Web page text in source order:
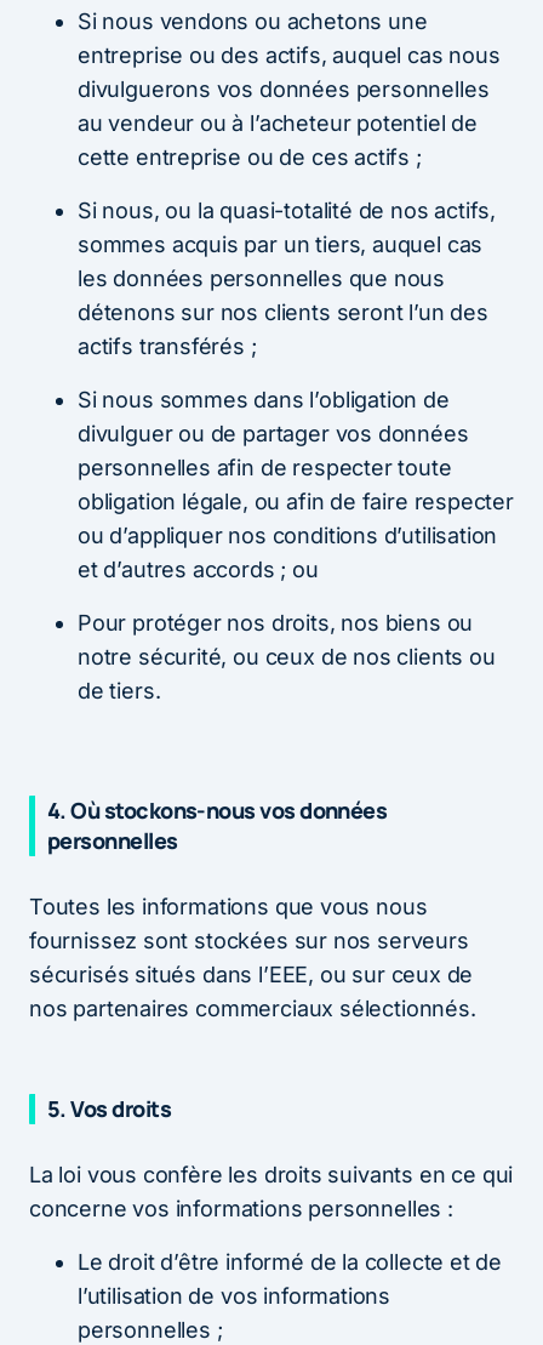
Si nous vendons ou achetons une
entreprise ou des actifs, auquel cas nous
divulguerons vos données personnelles
au vendeur ou à l’acheteur potentiel de
cette entreprise ou de ces actifs ;
Si nous, ou la quasi-totalité de nos actifs,
sommes acquis par un tiers, auquel cas
les données personnelles que nous
détenons sur nos clients seront l’un des
actifs transférés ;
Si nous sommes dans l’obligation de
divulguer ou de partager vos données
personnelles afin de respecter toute
obligation légale, ou afin de faire respecter
ou d’appliquer nos conditions d’utilisation
et d’autres accords ; ou
Pour protéger nos droits, nos biens ou
notre sécurité, ou ceux de nos clients ou
de tiers.
4.Où stockons-nous vos données
personnelles
Toutes les informations que vous nous
fournissez sont stockées sur nos serveurs
sécurisés situés dans l’EEE, ou sur ceux de
nos partenaires commerciaux sélectionnés.
5.Vos droits
La loi vous confère les droits suivants en ce qui
concerne vos informations personnelles :
Le droit d’être informé de la collecte et de
l’utilisation de vos informations
personnelles ;